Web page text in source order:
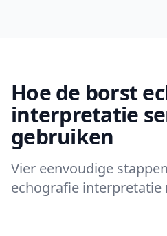
Hoe de borst
interpretatie
gebruiken
Vier eenvoudige
echografie